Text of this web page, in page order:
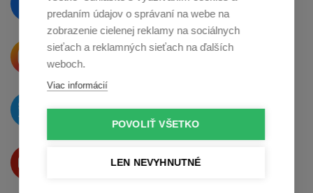
predaním údajov o správaní na webe na
zobrazenie cielenej reklamy na sociálnych
sieťach a reklamných sieťach na ďalších
weboch.
Viac informácií
POVOLIŤ VŠETKO
LEN NEVYHNUTNÉ
naFacebooku
Krásne produkty si priamo hovoria
o zdieľanie na
Youtube